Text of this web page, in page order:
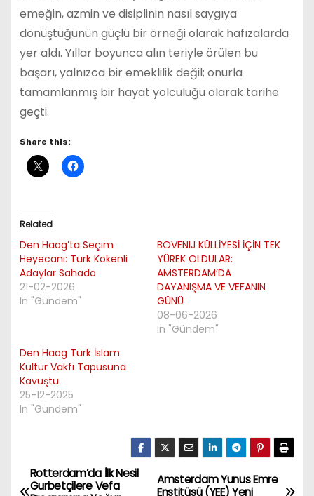
emeğin, azmin ve disiplinin nasıl saygıya
dönüştüğünün güçlü bir örneği olarak hafızalarda
yer aldı. Yıllar boyunca alın teriyle örülen bu
başarı, yalnızca bir emeklilik değil; onurla
tamamlanmış bir hayat yolculuğu olarak tarihe
geçti.
Share this:
Related
Den Haag’ta Seçim
Heyecanı: Türk Kökenli
Adaylar Sahada
21-02-2026
In "Gündem"
BOVENIJ KÜLLİYESİ İÇİN TEK
YÜREK OLDULAR:
AMSTERDAM’DA
DAYANIŞMA VE VEFANIN
GÜNÜ
08-06-2026
In "Gündem"
Den Haag Türk İslam
Kültür Vakfı Tapusuna
Kavuştu
25-12-2025
In "Gündem"
P
Amsterdam Yunus Emre
Enstitüsü (YEE) Yeni
Rotterdam’da İlk Nesil
Gurbetçilere Vefa